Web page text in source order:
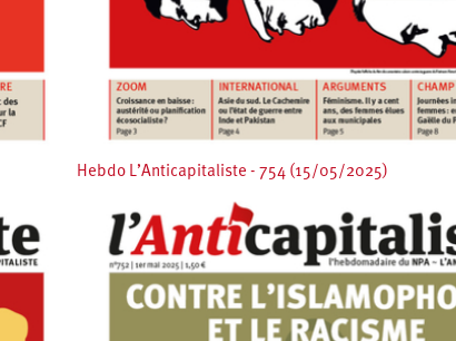
Hebdo L’Anticapitaliste - 754 (15/05/2025)